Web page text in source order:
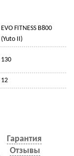
EVO FITNESS В800
(Yuto II)
130
12
Гарантия
Отзывы